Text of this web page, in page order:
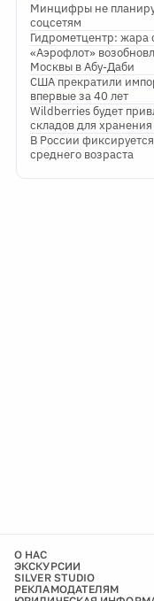
Минцифры не
соцсетям
Гидрометцентр: жара
«Аэрофлот»
Москвы в Абу-Даби
США прекратили
впервые за 40 лет
Wildberries будет
складов для хранения
В России
среднего возраста
О НАС
ЭКСКУРСИИ
SILVER STUDIO
РЕКЛАМОДАТЕЛЯМ